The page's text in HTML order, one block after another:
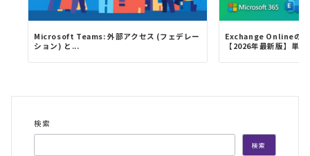
Microsoft Teams: 外部アクセス (フェデレー
ション) と...
Exchange Onlineの料
【2026年最新版】単体
検索
検索